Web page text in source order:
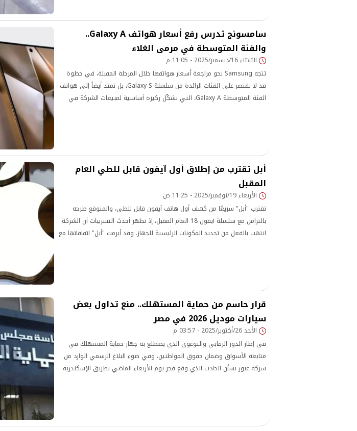
سامسونج تدرس رفع أسعار هواتف Galaxy A..
والفئة المتوسطة في مرمى الغلاء
الثلاثاء 16/ديسمبر/2025 - 11:05 م
تتجه Samsung نحو مراجعة أسعار هواتفها خلال المرحلة المقبلة، في خطوة
قد لا تقتصر على الفئات الرائدة من سلسلة Galaxy S، بل تمتد أيضاً إلى هواتف
الفئة المتوسطة Galaxy A، التي تشكّل ركيزة أساسية لمبيعات الشركة في
أبل تقترب من إطلاق أول آيفون قابل للطي العام
المقبل
الأربعاء 19/نوفمبر/2025 - 11:25 ص
تقترب "أبل" سريعًا من كشف أول هاتف آيفون قابل للطي، والمتوقع طرحه
بالتزامن مع سلسلة آيفون 18 العام المقبل، إذ تظهر أحدث التسريبات أن الشركة
انتهت بالفعل من تحديد المكونات الرئيسية للجهاز. وقد أبرمت "أبل" اتفاقاتها مع
قرار حاسم من حماية المستهلك.. منع تداول بعض
سيارات موديل 2026 في مصر
الأحد 26/أكتوبر/2025 - 03:57 م
في إطار الدور الرقابي والتوعوي الذي يضطلع به جهاز حماية المستهلك في
متابعة الأسواق وضمان حقوق المواطنين، وفي ضوء البلاغ الرسمي الوارد من
شركة غبور بشأن الحادث الذي وقع فجر يوم الأربعاء الماضي بطريق الإسكندرية